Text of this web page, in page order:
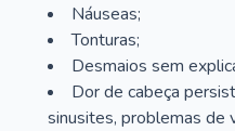
Náuseas;
Tonturas;
Desmaios sem
Dor de cabeça
sinusites, problemas de